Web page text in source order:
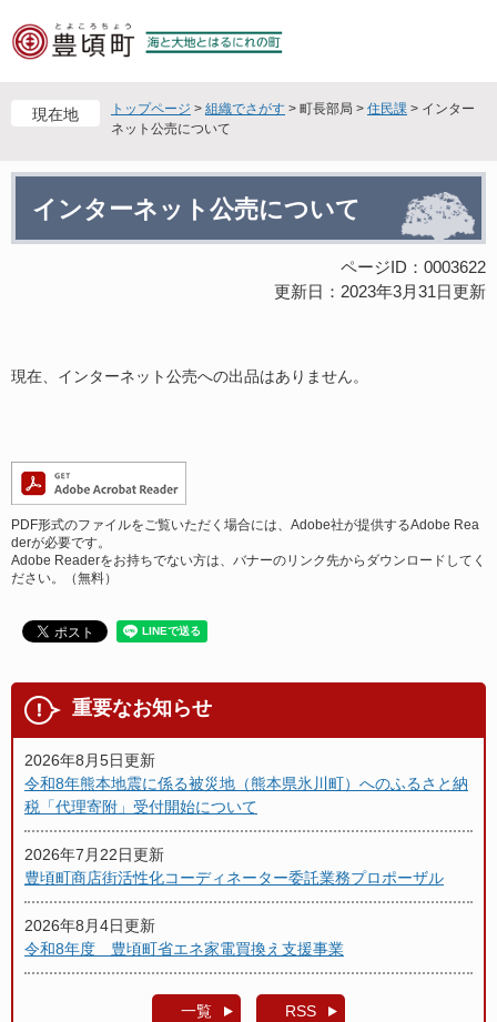
ー
す
ニ
し
文
現在地 トップページ > 組織でさがす > 町長部局 > 住民課 > インター
ネット公売について
インターネット公売について
ページID：0003622
更新日：2023年3月31日更新
現在、インターネット公売への出品はありません。
PDF形式のファイルをご覧いただく場合には、Adobe社が提供するAdobe Rea
derが必要です。
Adobe Readerをお持ちでない方は、バナーのリンク先からダウンロードしてく
ださい。（無料）
重要なお知らせ
2026年8月5日更新
令和8年熊本地震に係る被災地（熊本県氷川町）へのふるさと納
税「代理寄附」受付開始について
2026年7月22日更新
豊頃町商店街活性化コーディネーター委託業務プロポーザル
2026年8月4日更新
令和8年度 豊頃町省エネ家電買換え支援事業
一覧 RSS